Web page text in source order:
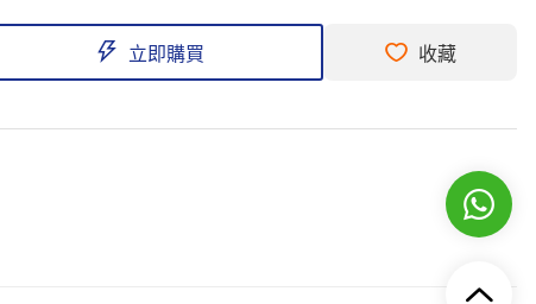
立即購買 收藏